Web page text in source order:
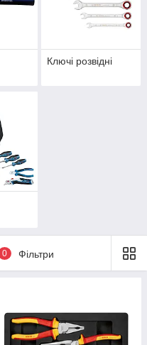
Ключі розвідні
0 Фільтри